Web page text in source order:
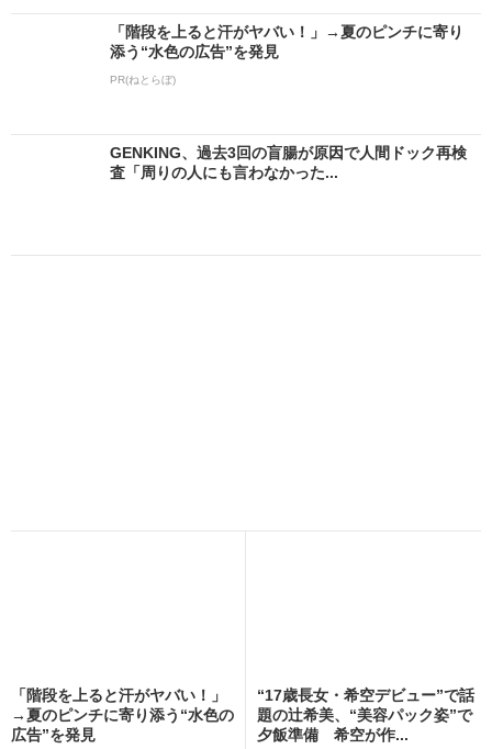
「階段を上ると汗がヤバい！」→夏のピンチに寄り
添う“水色の広告”を発見
PR(ねとらぼ)
GENKING、過去3回の盲腸が原因で人間ドック再検
査「周りの人にも言わなかった...
「階段を上ると汗がヤバい！」
→夏のピンチに寄り添う“水色の
広告”を発見
“17歳長女・希空デビュー”で話
題の辻希美、“美容パック姿”で
夕飯準備 希空が作...